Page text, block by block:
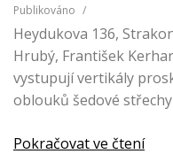
Publikováno /
Heydukova 136,
Hrubý, František
vystupují vertikály
oblouků šedové
Pokračovat ve čtení